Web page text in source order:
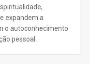
expandem a
o autoconhecimento
pessoal.